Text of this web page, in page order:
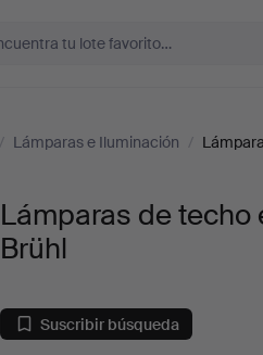
/ Lámparas e Iluminación /
Lámparas de techo
Brühl
Suscribir búsqueda